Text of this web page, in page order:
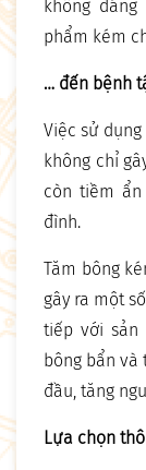
không
phẩm kém
… đến bệnh
Việc sử
không chỉ
còn tiềm
đình.
Tăm bông
gây ra một
tiếp với sản
bông bẩn và
đầu, tăng
Lựa chọn